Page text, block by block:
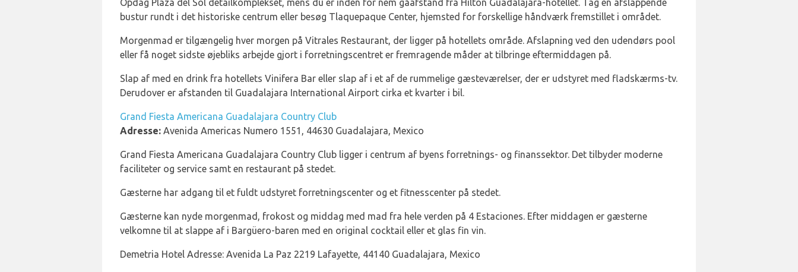
Opdag Plaza del Sol detailkomplekset, mens du er inden for nem gåafstand fra Hilton Guadalajara-hotellet. Tag en afslappende
bustur rundt i det historiske centrum eller besøg Tlaquepaque Center, hjemsted for forskellige håndværk fremstillet i området.
Morgenmad er tilgængelig hver morgen på Vitrales Restaurant, der ligger på hotellets område. Afslapning ved den udendørs pool
eller få noget sidste øjebliks arbejde gjort i forretningscentret er fremragende måder at tilbringe eftermiddagen på.
Slap af med en drink fra hotellets Vinifera Bar eller slap af i et af de rummelige gæsteværelser, der er udstyret med fladskærms-tv.
Derudover er afstanden til Guadalajara International Airport cirka et kvarter i bil.
Grand Fiesta Americana Guadalajara Country Club
Adresse: Avenida Americas Numero 1551, 44630 Guadalajara, Mexico
Grand Fiesta Americana Guadalajara Country Club ligger i centrum af byens forretnings- og finanssektor. Det tilbyder moderne
faciliteter og service samt en restaurant på stedet.
Gæsterne har adgang til et fuldt udstyret forretningscenter og et fitnesscenter på stedet.
Gæsterne kan nyde morgenmad, frokost og middag med mad fra hele verden på 4 Estaciones. Efter middagen er gæsterne
velkomne til at slappe af i Bargüero-baren med en original cocktail eller et glas fin vin.
Demetria Hotel Adresse: Avenida La Paz 2219 Lafayette, 44140 Guadalajara, Mexico